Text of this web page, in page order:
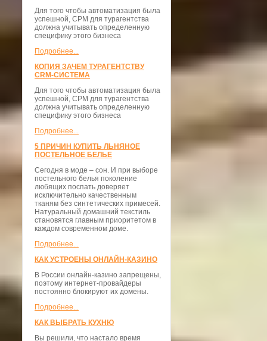
Для того чтобы автоматизация была
успешной, СРМ для турагентства
должна учитывать определенную
специфику этого бизнеса
Подробнее...
КОПИЯ ЗАЧЕМ ТУРАГЕНТСТВУ
CRM-СИСТЕМА
Для того чтобы автоматизация была
успешной, СРМ для турагентства
должна учитывать определенную
специфику этого бизнеса
Подробнее...
5 ПРИЧИН КУПИТЬ ЛЬНЯНОЕ
ПОСТЕЛЬНОЕ БЕЛЬЕ
Сегодня в моде – сон. И при выборе
постельного белья поколение
любящих поспать доверяет
исключительно качественным
тканям без синтетических примесей.
Натуральный домашний текстиль
становятся главным приоритетом в
каждом современном доме.
Подробнее...
КАК УСТРОЕНЫ ОНЛАЙН-КАЗИНО
В России онлайн-казино запрещены,
поэтому интернет-провайдеры
постоянно блокируют их домены.
Подробнее...
КАК ВЫБРАТЬ КУХНЮ
Вы решили, что настало время